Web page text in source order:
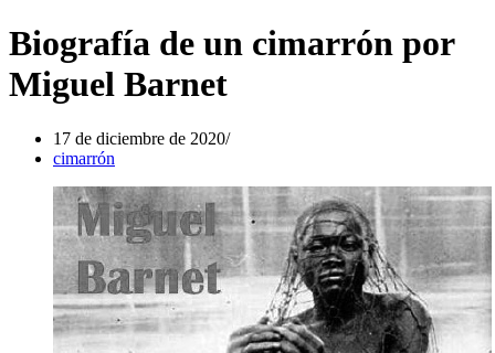
Biografía de un cimarrón por
Miguel Barnet
17 de diciembre de 2020
cimarrón